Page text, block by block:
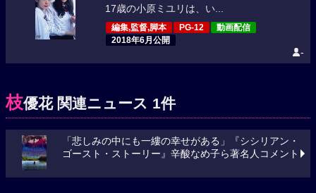
17歳の小原ミユリは、い...
編集,監督,脚本 PG-12
動画配信
2018年6月公開
-
枝優花 関連ニュース 1件
「悲しみの中にも一縷の幸せがある」『シシリアン・
ゴースト・ストーリー』辛酸なめ子ら著名人コメント